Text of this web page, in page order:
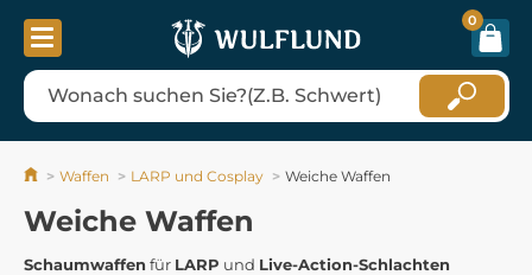
0
Waffen LARP und Cosplay Weiche Waffen
Weiche Waffen
Schaumwaffen für LARP und Live-Action-Schlachten